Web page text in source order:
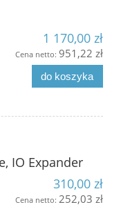
1 170,00 zł
Cena netto: 951,22 zł
do koszyka
IO Expander
310,00 zł
Cena netto: 252,03 zł